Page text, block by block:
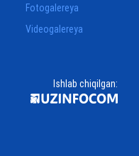
Fotogalereya
Videogalereya
Ishlab chiqilgan: